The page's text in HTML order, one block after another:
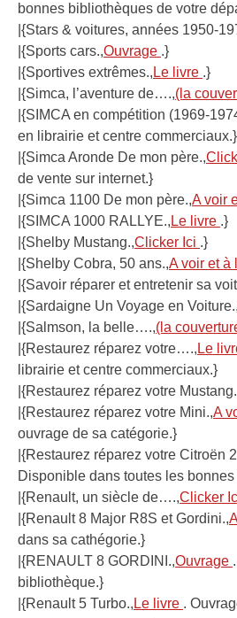
bonnes bibliothèques de votre
|{Stars & voitures, années 1950-
|{Sports cars.,Ouvrage .}
|{Sportives extrêmes.,Le livre .}
|{Simca, l’aventure de….,(la
|{SIMCA en compétition (1969-
en librairie et centre commerciaux.}
|{Simca Aronde De mon père.,
de vente sur internet.}
|{Simca 1100 De mon père.,A voir
|{SIMCA 1000 RALLYE.,Le livre .}
|{Shelby Mustang.,Clicker Ici .}
|{Shelby Cobra, 50 ans.,A voir et à
|{Savoir réparer et entretenir sa
|{Sardaigne Un Voyage en Voiture.,
|{Salmson, la belle….,(la
|{Restaurez réparez votre….,Le
librairie et centre commerciaux.}
|{Restaurez réparez votre
|{Restaurez réparez votre Mini.,A
ouvrage de sa catégorie.}
|{Restaurez réparez votre Citroën
Disponible dans toutes les
|{Renault, un siècle de….,Clicker
|{Renault 8 Major R8S et Gordini.,
dans sa cathégorie.}
|{RENAULT 8 GORDINI.,Ouvrage
bibliothèque.}
|{Renault 5 Turbo.,Le livre .